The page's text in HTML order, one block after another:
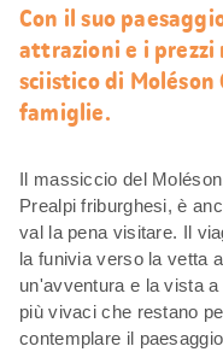
Con il suo
attrazioni e i
sciistico di Moléson
famiglie.
Il massiccio del
Prealpi friburghesi, è
val la pena visitare. Il
la funivia verso la vetta
un'avventura e la vista
più vivaci che restano
contemplare il